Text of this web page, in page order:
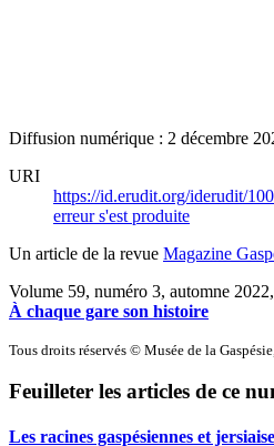
Diffusion numérique : 2 décembre
URI
https://id.erudit.org/iderudit/
erreur s'est produite
Un article de la revue Magazine
Volume 59, numéro 3, automne 2022
À chaque gare son histoire
Tous droits réservés © Musée de la
Feuilleter les articles de ce
Les racines gaspésiennes et